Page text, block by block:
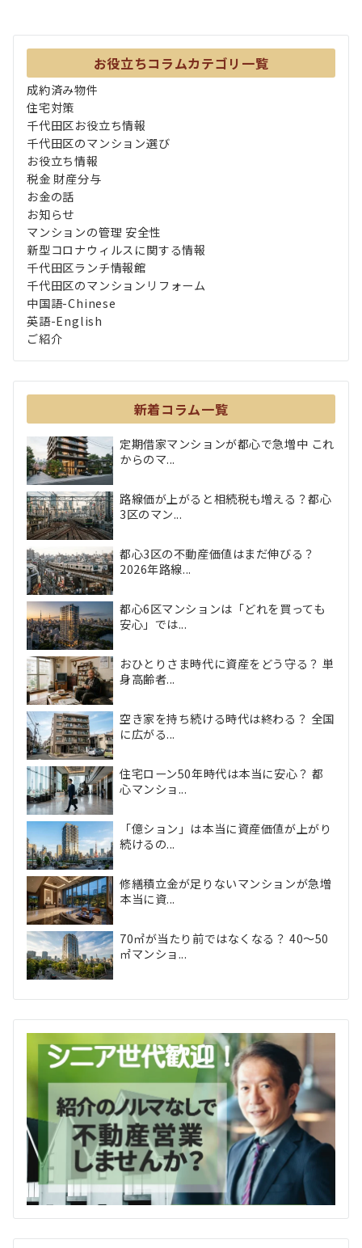
お役立ちコラムカテゴリ一覧
成約済み物件
住宅対策
千代田区お役立ち情報
千代田区のマンション選び
お役立ち情報
税金 財産分与
お金の話
お知らせ
マンションの管理 安全性
新型コロナウィルスに関する情報
千代田区ランチ情報館
千代田区のマンションリフォーム
中国語-Chinese
英語-English
ご紹介
新着コラム一覧
定期借家マンションが都心で急増中 これ
からのマ...
路線価が上がると相続税も増える？都心
3区のマン...
都心3区の不動産価値はまだ伸びる？
2026年路線...
都心6区マンションは「どれを買っても
安心」では...
おひとりさま時代に資産をどう守る？ 単
身高齢者...
空き家を持ち続ける時代は終わる？ 全国
に広がる...
住宅ローン50年時代は本当に安心？ 都
心マンショ...
「億ション」は本当に資産価値が上がり
続けるの...
修繕積立金が足りないマンションが急増
本当に資...
70㎡が当たり前ではなくなる？ 40〜50
㎡マンショ...